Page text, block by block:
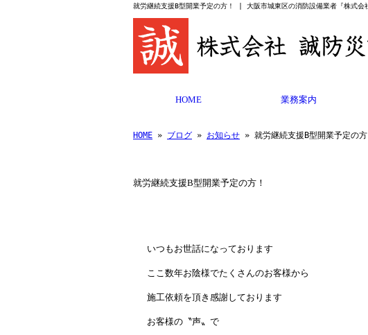
就労継続支援B型開業予定の方！ | 大阪市城東区の消防設備業者『株式会
HOME 業務案内
HOME » ブログ » お知らせ » 就労継続支援B型開業予定の方
就労継続支援B型開業予定の方！
いつもお世話になっております
ここ数年お陰様でたくさんのお客様から
施工依頼を頂き感謝しております
お客様の〝声〟で